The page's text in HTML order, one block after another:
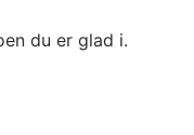
du er glad i.